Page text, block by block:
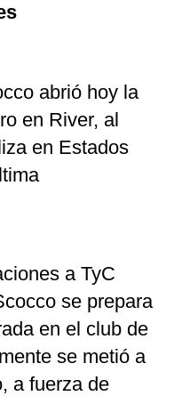
abrió hoy la
en River, al
en Estados
a TyC
se prepara
en el club de
se metió a
a fuerza de